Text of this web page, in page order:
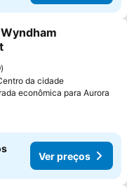
aos favoritos
da cidade
econômica para Aurora
Ver preços